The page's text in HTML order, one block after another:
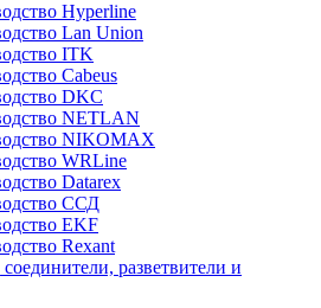
Hyperline
Lan Union
ITK
Cabeus
DKC
NETLAN
NIKOMAX
WRLine
Datarex
ССД
EKF
Rexant
разветвители и